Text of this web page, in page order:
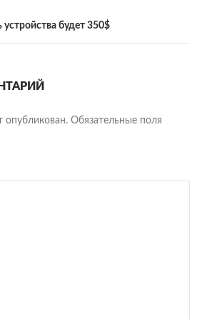
устройства будет 350$
опубликован. Обязательные поля